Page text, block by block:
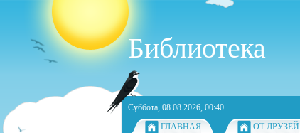
Библиотека
Суббота, 08.08.2026, 00:40
ГЛАВНАЯ
ОТ ДРУЗЕЙ